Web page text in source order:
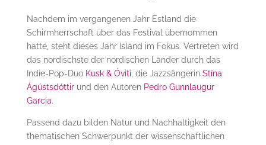
Nachdem im vergangenen Jahr Estland die
Schirmherrschaft über das Festival übernommen
hatte, steht dieses Jahr Island im Fokus. Vertreten wird
das nordischste der nordischen Länder durch das
Indie-Pop-Duo Kusk & Óviti , die Jazzsängerin Stína
Ágústsdóttir und den Autoren Pedro Gunnlaugur
Garcia.
Passend dazu bilden Natur und Nachhaltigkeit den
thematischen Schwerpunkt der wissenschaftlichen